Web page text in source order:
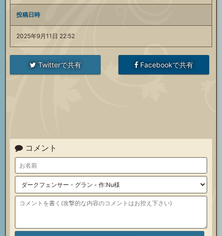
投稿日時
2025年9月11日 22:52
Twitterで共有 Facebookで共有
コメント